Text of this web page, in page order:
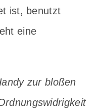
ist, benutzt
eine
zur bloßen